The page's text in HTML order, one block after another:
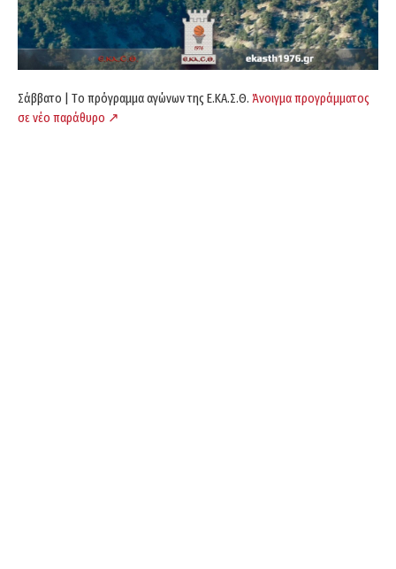
Σάββατο | Tο πρόγραμμα αγώνων της Ε.ΚΑ.Σ.Θ. Άνοιγμα προγράμματος
σε νέο παράθυρο ↗️